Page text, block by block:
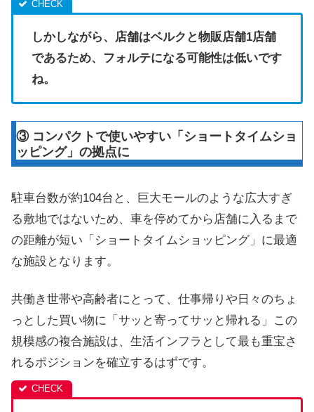
しかしながら、店舗はベルクと物販店舗1店舗
であるため、フォルテになる可能性は低いです
ね。
③ コンパクトで使いやすい「ショートタイムショ
ッピング」の拠点に
駐車台数が約104台と、巨大モールのような広大すぎ
る敷地ではないため、車を停めてから店舗に入るまで
の距離が短い「ショートタイムショッピング」に最適
な施設となります。
共働き世帯や高齢者にとって、仕事帰りや日々のちょ
っとした買い物に「サッと寄ってサッと帰れる」この
規模感の複合施設は、生活インフラとして最も重宝さ
れるポジションを確立するはずです。